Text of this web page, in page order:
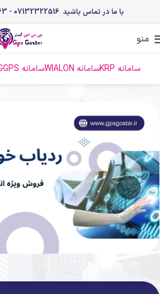
با ما در تماس باشید 07132322516 - 09379396263
منو
سامانه KRP سامانه WIALON سامانه KINGGPS